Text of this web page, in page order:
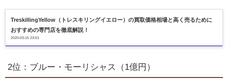
TreskillingYellow（トレスキリングイエロー）の買取価格相場と高く売るために
おすすめの専門店を徹底解説！
2020-03-15 23:51
2位：ブルー・モーリシャス（1億円）